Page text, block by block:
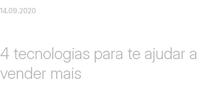
14.09.2020
4 tecnologias para te ajudar a
vender mais